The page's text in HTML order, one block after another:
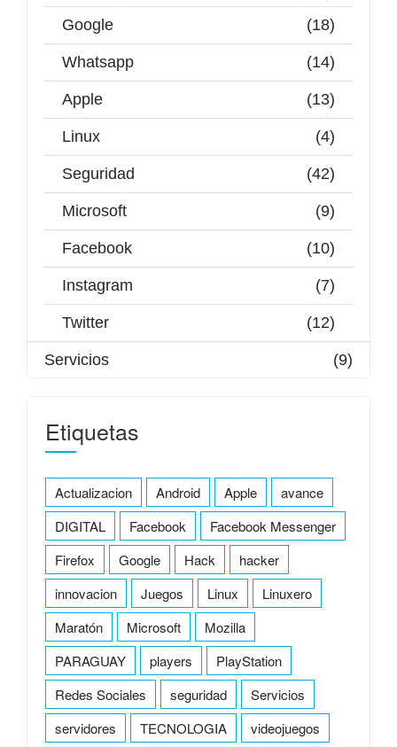
Google (18)
Whatsapp (14)
Apple (13)
Linux (4)
Seguridad (42)
Microsoft (9)
Facebook (10)
Instagram (7)
Twitter (12)
Servicios (9)
Etiquetas
Actualizacion Android Apple
avance
DIGITAL
Facebook
Facebook Messenger
Firefox
Google Hack
hacker
innovacion
Juegos Linux
Linuxero
Maratón
Microsoft
Mozilla
PARAGUAY
players
PlayStation
Redes Sociales
seguridad
Servicios
servidores
TECNOLOGIA
videojuegos